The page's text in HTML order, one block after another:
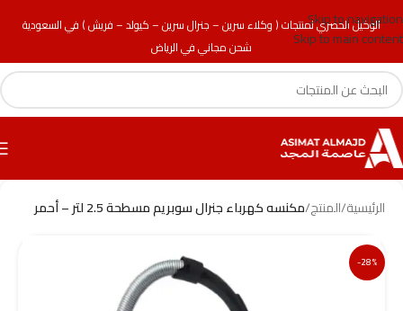
الوكيل الحصري لمنتجات ( وكلاء سرين – جنرال سرين – كيولد – فريش ) في السعودية
شحن مجاني في الرياض
Skip to navigation
Skip to main content
الرئيسية/المنتج/مكنسه كهرباء جنرال سوبريم مسطحة 2.5 لتر – أحمر
-28%